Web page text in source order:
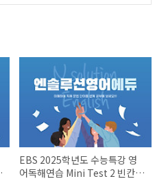
EBS 2025학년도 수능특강 영
어독해연습 Mini Test 2 빈칸문